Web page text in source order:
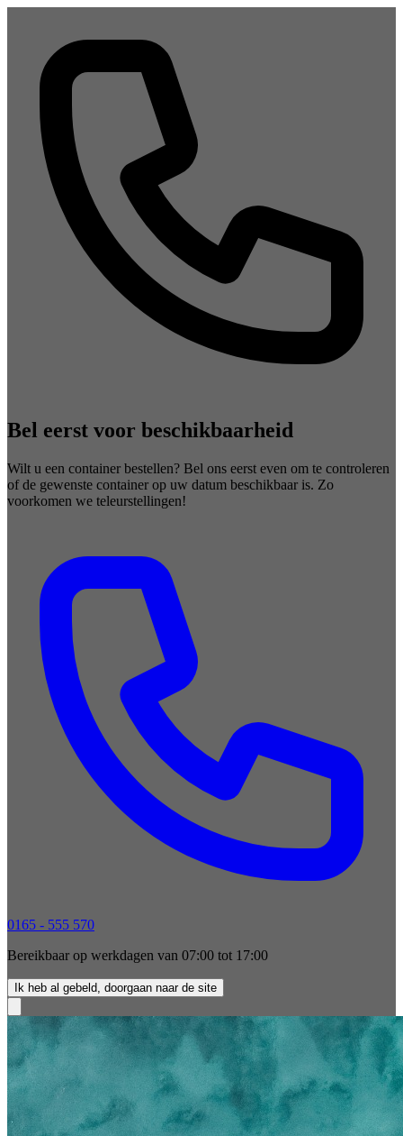
Bel eerst voor beschikbaarheid
Wilt u een container bestellen? Bel ons eerst even om te controleren
of de gewenste container op uw datum beschikbaar is. Zo
voorkomen we teleurstellingen!
0165 - 555 570
Bereikbaar op werkdagen van 07:00 tot 17:00
Ik heb al gebeld, doorgaan naar de site